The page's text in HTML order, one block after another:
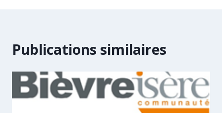
Publications similaires